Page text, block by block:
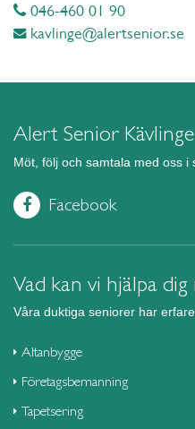
046-460 01 90
kavlinge@alertsenior.se
Alert Senior
Möt, följ och samtala med oss i
Facebook
Vad kan vi hjälpa dig
Våra duktiga seniorer har
Altanbygge
Företagsbemanning
Tapetsering